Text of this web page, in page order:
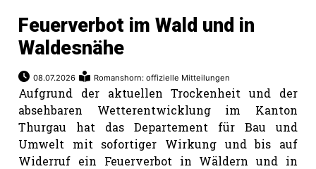
Feuerverbot im Wald und in
Waldesnähe
08.07.2026 Romanshorn: offizielle Mitteilungen
Aufgrund der aktuellen Trockenheit und der
absehbaren Wetterentwicklung im Kanton
Thurgau hat das Departement für Bau und
Umwelt mit sofortiger Wirkung und bis auf
Widerruf ein Feuerverbot in Wäldern und in